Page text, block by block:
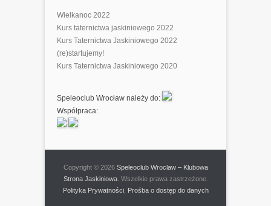
Wielkanoc 2022
Kurs taternictwa jaskiniowego 2022
Kurs Taternictwa Jaskiniowego 2022
(re)startujemy!
Kurs Taternictwa Jaskiniowego 2020
Speleoclub Wrocław należy do:
Współpraca:
Copyright © 2026 Speleoclub Wroclaw – Klubowa
Strona Jaskiniowa. Wszelkie prawa zastrzeżone.
Polityka Prywatności, Prośba o dostęp do danych